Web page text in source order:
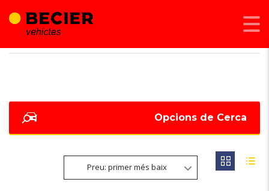
Opcions de Cerca
Preu: primer més baix